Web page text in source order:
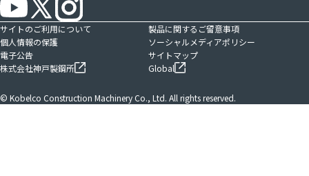
サイトのご利用について
製品に関するご留意事項
個人情報の保護
ソーシャルメディアポリシー
電子公告
サイトマップ
株式会社神戸製鋼所
Global
© Kobelco Construction Machinery Co., Ltd. All rights reserved.